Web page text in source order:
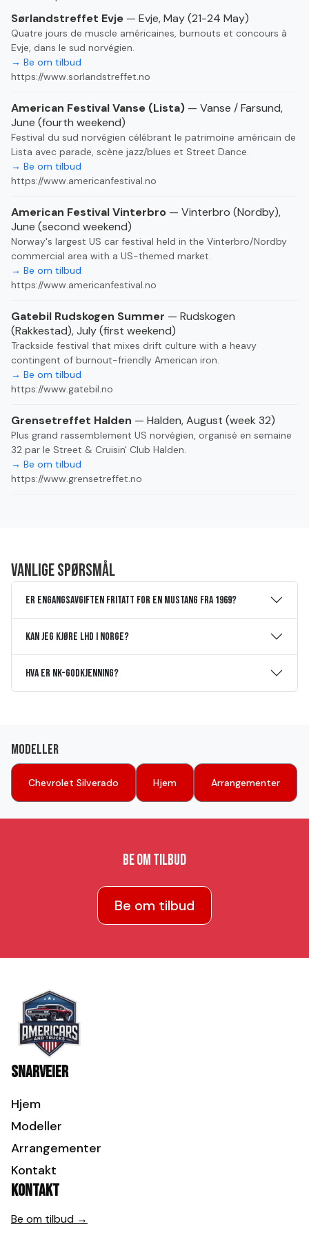
Sørlandstreffet Evje — Evje, May (21-24 May)
Quatre jours de muscle américaines, burnouts et concours à
Evje, dans le sud norvégien.
→ Be om tilbud
https://www.sorlandstreffet.no
American Festival Vanse (Lista) — Vanse / Farsund,
June (fourth weekend)
Festival du sud norvégien célébrant le patrimoine américain de
Lista avec parade, scène jazz/blues et Street Dance.
→ Be om tilbud
https://www.americanfestival.no
American Festival Vinterbro — Vinterbro (Nordby),
June (second weekend)
Norway's largest US car festival held in the Vinterbro/Nordby
commercial area with a US-themed market.
→ Be om tilbud
https://www.americanfestival.no
Gatebil Rudskogen Summer — Rudskogen
(Rakkestad), July (first weekend)
Trackside festival that mixes drift culture with a heavy
contingent of burnout-friendly American iron.
→ Be om tilbud
https://www.gatebil.no
Grensetreffet Halden — Halden, August (week 32)
Plus grand rassemblement US norvégien, organisé en semaine
32 par le Street & Cruisin' Club Halden.
→ Be om tilbud
https://www.grensetreffet.no
Vanlige spørsmål
Er engangsavgiften fritatt for en Mustang fra 1969?
Kan jeg kjøre LHD i Norge?
Hva er NK-godkjenning?
Modeller
Chevrolet Silverado Hjem Arrangementer
Be om tilbud
Be om tilbud
Snarveier
Hjem
Modeller
Arrangementer
Kontakt
Kontakt
Be om tilbud →